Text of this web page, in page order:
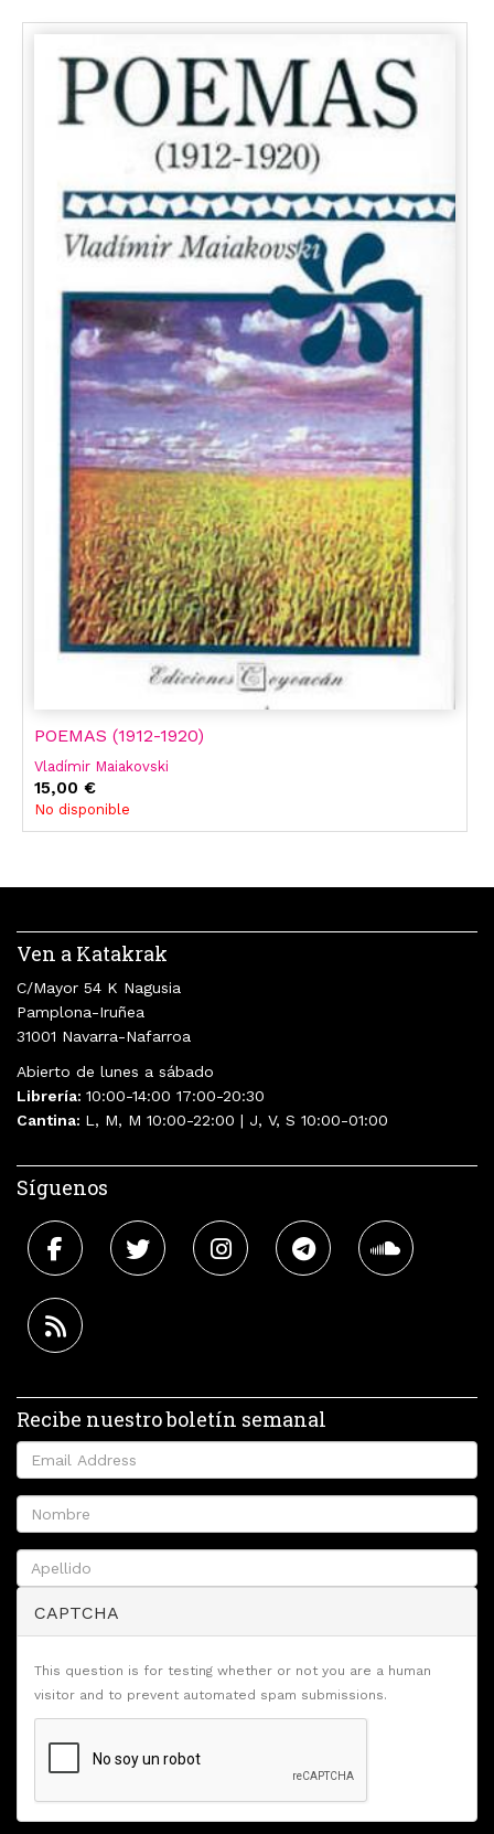
POEMAS (1912-1920)
Vladímir Maiakovski
15,00 €
No disponible
Ven a Katakrak
C/Mayor 54 K Nagusia
Pamplona-Iruñea
31001 Navarra-Nafarroa
Abierto de lunes a sábado
Librería: 10:00-14:00 17:00-20:30
Cantina: L, M, M 10:00-22:00 | J, V, S 10:00-01:00
Síguenos
Recibe nuestro boletín semanal
CAPTCHA
This question is for testing whether or not you are a human
visitor and to prevent automated spam submissions.